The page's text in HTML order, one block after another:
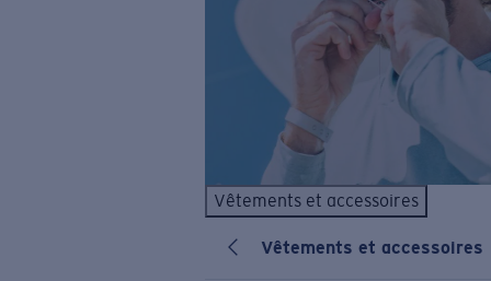
Vêtements et accessoires
Vêtements et accessoires